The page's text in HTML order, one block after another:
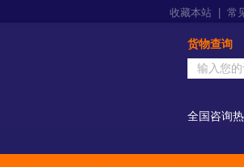
收藏本站 常
货物查询
全国咨询